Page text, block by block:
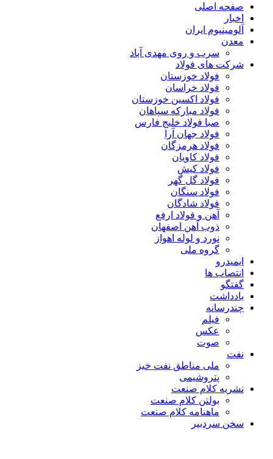
صفحه اصلی
اخبار
آلومینیوم ایران
معدن
سرب و روی مهدی آباد
شرکت های فولاد
فولاد خوزستان
فولاد خراسان
فولاد اکسین خوزستان
فولاد مبارکه سپاهان
صبا فولاد خلیج فارس
فولاد جهان آرا
فولاد هرمزگان
فولاد کاویان
فولاد کیش
فولاد گل گهر
فولاد سنگان
فولاد شادگان
آهن و فولاد ارفع
ذوب آهن اصفهان
نورد و لوله اهواز
گروه ملی
ایمیدرو
انتصاب ها
گفتگو
یادداشت
چندرسانه
فیلم
عکس
صوت
نفت
ملی مناطق نفت خیز
پتروشیمی
نشریه کلام صنعت
بولتن کلام صنعت
ماهنامه کلام صنعت
سخن سردبیر